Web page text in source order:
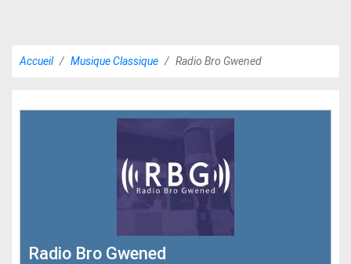
Accueil Musique Classique Radio Bro Gwened
Radio Bro Gwened